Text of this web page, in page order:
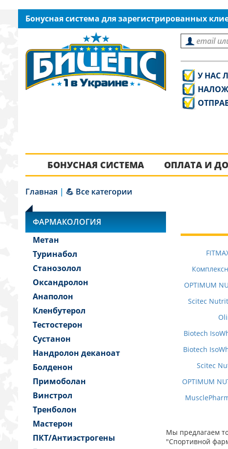
Бонусная система для зарегистрированных
У НАС
БОНУСНАЯ СИСТЕМА ОПЛАТА И
Главная | 💪 Все категории
ФАРМАКОЛОГИЯ
Метан
Туринабол
Станозолол
Оксандролон
Анаполон
Кленбутерол
Тестостерон
Сустанон
Нандролон деканоат
Болденон
Примоболан
Винстрол
Тренболон
Мастерон
ПКТ/Антиэстрогены
OPTIMUM
Scitec
Biotech
Biotech
Scitec
OPTIMUM
Мы предлагаем
"Спортивной